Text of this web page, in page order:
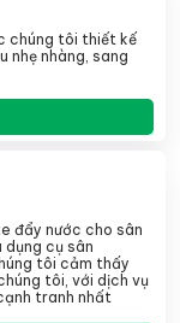
chúng tôi thiết kế
nhẹ nhàng, sang
đẩy nước cho sân
cụ sân
tôi cảm thấy
tôi, với dịch vụ
tranh nhất